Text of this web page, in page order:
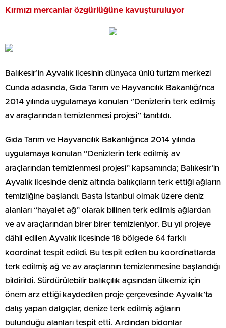
Kırmızı mercanlar özgürlüğüne kavuşturuluyor
Balıkesir’in Ayvalık ilçesinin dünyaca ünlü turizm merkezi
Cunda adasında, Gıda Tarım ve Hayvancılık Bakanlığı’nca
2014 yılında uygulamaya konulan ‘’Denizlerin terk edilmiş
av araçlarından temizlenmesi projesi’’ tanıtıldı.
Gıda Tarım ve Hayvancılık Bakanlığınca 2014 yılında
uygulamaya konulan ‘’Denizlerin terk edilmiş av
araçlarından temizlenmesi projesi” kapsamında; Balıkesir’in
Ayvalık ilçesinde deniz altında balıkçıların terk ettiği ağların
temizliğine başlandı. Başta İstanbul olmak üzere deniz
alanları “hayalet ağ” olarak bilinen terk edilmiş ağlardan
ve av araçlarından birer birer temizleniyor. Bu yıl projeye
dâhil edilen Ayvalık ilçesinde 18 bölgede 64 farklı
koordinat tespit edildi. Bu tespit edilen bu koordinatlarda
terk edilmiş ağ ve av araçlarının temizlenmesine başlandığı
bildirildi. Sürdürülebilir balıkçılık açısından ülkemiz için
önem arz ettiği kaydedilen proje çerçevesinde Ayvalık’ta
dalış yapan dalgıçlar, denize terk edilmiş ağların
bulunduğu alanları tespit etti. Ardından bidonlar